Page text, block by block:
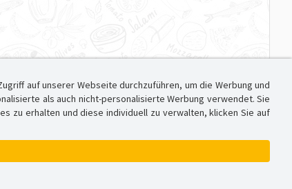
auf unserer Webseite durchzuführen, um die Werbung und
als auch nicht-personalisierte Werbung verwendet. Sie
zu erhalten und diese individuell zu verwalten, klicken Sie auf